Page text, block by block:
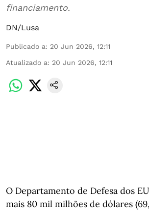
financiamento.
DN/Lusa
Publicado a: 20 Jun 2026, 12:11
Atualizado a: 20 Jun 2026, 12:11
O Departamento de Defesa dos
mais 80 mil milhões de dólares